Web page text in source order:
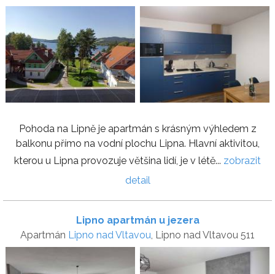
Pohoda na Lipně je apartmán s krásným výhledem z
balkonu přímo na vodní plochu Lipna. Hlavní aktivitou,
kterou u Lipna provozuje většina lidí, je v létě... zobrazit
detail
Lipno apartmán u jezera
Apartmán Lipno nad Vltavou , Lipno nad Vltavou 511